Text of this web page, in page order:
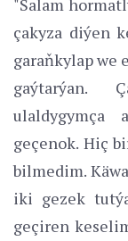
"Salam
çakyza diýen
garaňkylap we
gaýtarýan.
ulaldygymça
geçenok. Hiç
bilmedim.
iki gezek
geçiren